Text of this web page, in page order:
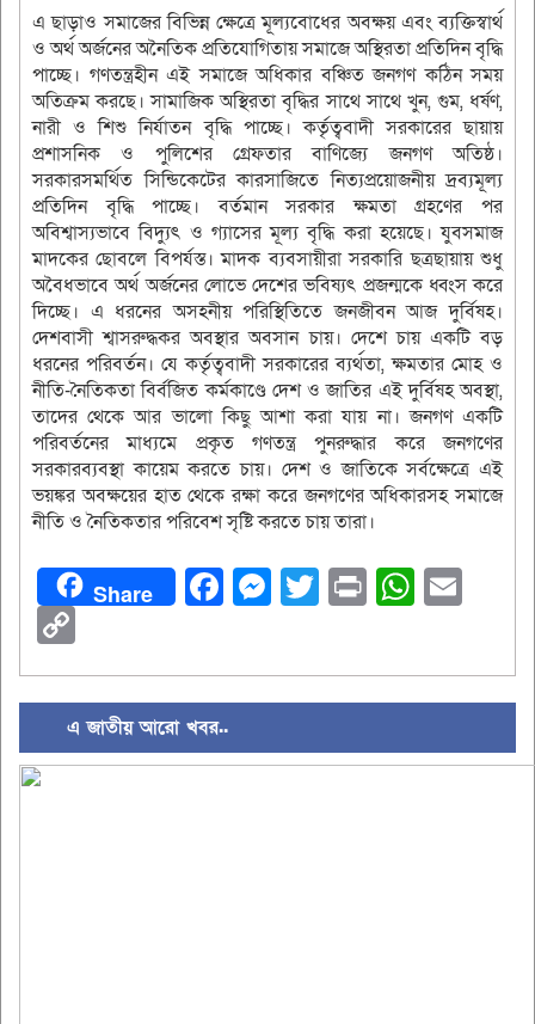
এ ছাড়াও সমাজের বিভিন্ন ক্ষেত্রে মূল্যবোধের অবক্ষয় এবং ব্যক্তিস্বার্থ
ও অর্থ অর্জনের অনৈতিক প্রতিযোগিতায় সমাজে অস্থিরতা প্রতিদিন বৃদ্ধি
পাচ্ছে। গণতন্ত্রহীন এই সমাজে অধিকার বঞ্চিত জনগণ কঠিন সময়
অতিক্রম করছে। সামাজিক অস্থিরতা বৃদ্ধির সাথে সাথে খুন, গুম, ধর্ষণ,
নারী ও শিশু নির্যাতন বৃদ্ধি পাচ্ছে। কর্তৃত্ববাদী সরকারের ছায়ায়
প্রশাসনিক ও পুলিশের গ্রেফতার বাণিজ্যে জনগণ অতিষ্ঠ।
সরকারসমর্থিত সিন্ডিকেটের কারসাজিতে নিত্যপ্রয়োজনীয় দ্রব্যমূল্য
প্রতিদিন বৃদ্ধি পাচ্ছে। বর্তমান সরকার ক্ষমতা গ্রহণের পর
অবিশ্বাস্যভাবে বিদ্যুৎ ও গ্যাসের মূল্য বৃদ্ধি করা হয়েছে। যুবসমাজ
মাদকের ছোবলে বিপর্যস্ত। মাদক ব্যবসায়ীরা সরকারি ছত্রছায়ায় শুধু
অবৈধভাবে অর্থ অর্জনের লোভে দেশের ভবিষ্যৎ প্রজন্মকে ধ্বংস করে
দিচ্ছে। এ ধরনের অসহনীয় পরিস্থিতিতে জনজীবন আজ দুর্বিষহ।
দেশবাসী শ্বাসরুদ্ধকর অবস্থার অবসান চায়। দেশে চায় একটি বড়
ধরনের পরিবর্তন। যে কর্তৃত্ববাদী সরকারের ব্যর্থতা, ক্ষমতার মোহ ও
নীতি-নৈতিকতা বির্বজিত কর্মকাণ্ডে দেশ ও জাতির এই দুর্বিষহ অবস্থা,
তাদের থেকে আর ভালো কিছু আশা করা যায় না। জনগণ একটি
পরিবর্তনের মাধ্যমে প্রকৃত গণতন্ত্র পুনরুদ্ধার করে জনগণের
সরকারব্যবস্থা কায়েম করতে চায়। দেশ ও জাতিকে সর্বক্ষেত্রে এই
ভয়ঙ্কর অবক্ষয়ের হাত থেকে রক্ষা করে জনগণের অধিকারসহ সমাজে
নীতি ও নৈতিকতার পরিবেশ সৃষ্টি করতে চায় তারা।
Share Facebook
Messenger
Twitter
Print
Link
এ জাতীয় আরো খবর..